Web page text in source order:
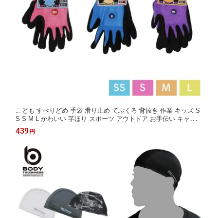
こども すべりどめ 手袋 滑り止め てぶくろ 背抜き 作業 キッズ S
S S M L かわいい 芋ほり スポーツ アウトドア お手伝い キャンプ
子ども 子供 小さい手 小さな手 幼児 小学生 幼稚園 保育園 小学校
低学年 高学年 便利 軽作業 ワーク 磯遊び かっぱ日和
439 円